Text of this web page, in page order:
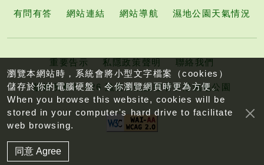
有問有答 網站連結 網站導航 濕地公園天氣情況
重要告示 私隱政策聲明 聯絡我們
版權所有©2026 漁農自然護理署香港濕地公園
瀏覽本網站時，系統會將小型文字檔案（cookies）
儲存於你的電腦硬盤，令你瀏覽網頁時更為方便。
When you browse this website, cookies will be
stored in your computer's hard drive to facilitate
web browsing.
同意 Agree